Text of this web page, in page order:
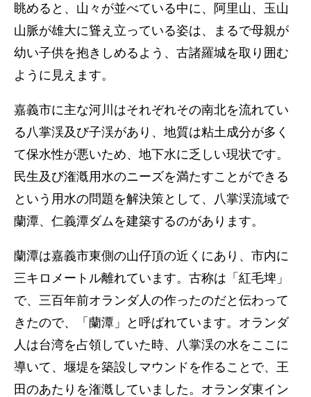
眺めると、山々が並べている中に、阿里山、玉山
山脈が雄大に聳え立っている姿は、まるで母親が
幼い子供を抱きしめるよう、古諸羅城を取り囲む
ように見えます。
嘉義市に主な河川はそれぞれその南北を流れてい
る八掌渓及び子渓があり、地質は粘土成分が多く
て保水性が悪いため、地下水に乏しい現状です。
民生及び潅漑用水のニーズを満たすことができる
という用水の問題を解決策として、八掌渓流域で
蘭潭、仁義潭ダムを建築するのがあります。
蘭潭は嘉義市東側の山仔頂の近くにあり、市内に
三キロメートル離れています。古称は「紅毛埤」
で、三百年前オランダ人の作ったのだと伝わって
きたので、「蘭潭」と呼ばれています。オランダ
人は台湾を占領していた時、八掌渓の水をここに
導いて、堰堤を築設しマウンドを作ることで、王
田のあたりを潅漑していました。オランダ東イン